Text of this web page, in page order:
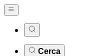
Cerca